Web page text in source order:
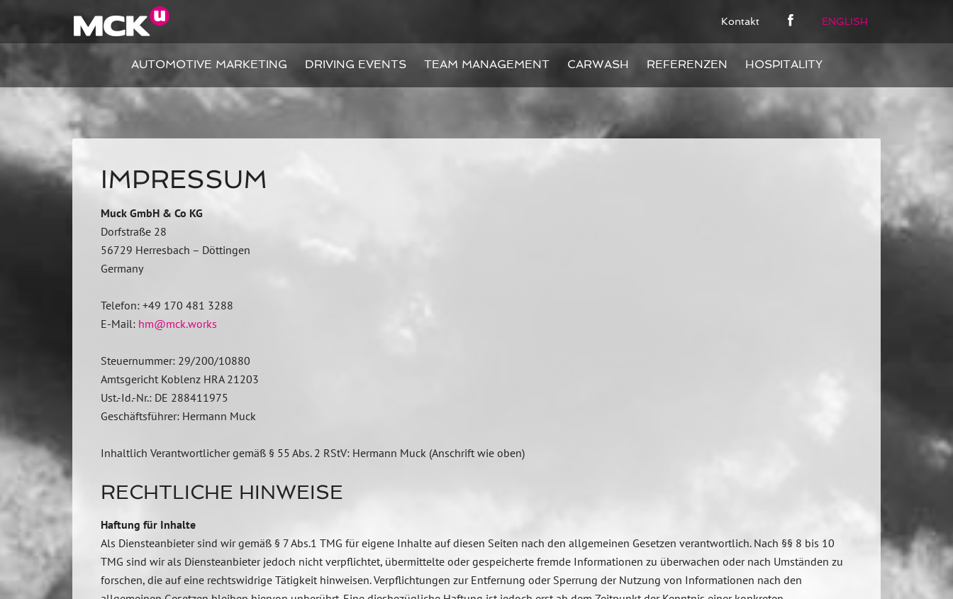
Kontakt ENGLISH
AUTOMOTIVE MARKETING DRIVING EVENTS TEAM MANAGEMENT CARWASH REFERENZEN HOSPITALITY
IMPRESSUM
Muck GmbH & Co KG
Dorfstraße 28
56729 Herresbach – Döttingen
Germany
Telefon: +49 170 481 3288
E-Mail: hm@mck.works
Steuernummer: 29/200/10880
Amtsgericht Koblenz HRA 21203
Ust.-Id.-Nr.: DE 288411975
Geschäftsführer: Hermann Muck
Inhaltlich Verantwortlicher gemäß § 55 Abs. 2 RStV: Hermann Muck (Anschrift wie oben)
RECHTLICHE HINWEISE
Haftung für Inhalte
Als Diensteanbieter sind wir gemäß § 7 Abs.1 TMG für eigene Inhalte auf diesen Seiten nach den allgemeinen Gesetzen verantwortlich. Nach §§ 8 bis 10
TMG sind wir als Diensteanbieter jedoch nicht verpflichtet, übermittelte oder gespeicherte fremde Informationen zu überwachen oder nach Umständen zu
forschen, die auf eine rechtswidrige Tätigkeit hinweisen. Verpflichtungen zur Entfernung oder Sperrung der Nutzung von Informationen nach den